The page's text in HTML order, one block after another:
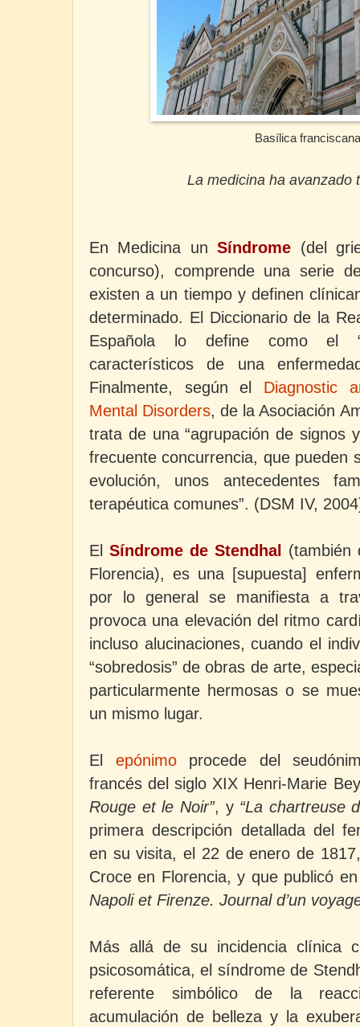
Basílica
La medicina ha avanzado
En Medicina un Síndrome (del
concurso), comprende una serie
existen a un tiempo y definen
determinado. El Diccionario de la
Española lo define como el
característicos de una
Finalmente, según el Diagnostic
Mental Disorders, de la Asociación
trata de una “agrupación de signos
frecuente concurrencia, que pueden
evolución, unos antecedentes
terapéutica comunes”. (DSM IV,
El Síndrome de Stendhal
(también
Florencia), es una [supuesta]
por lo general se manifiesta a
provoca una elevación del ritmo
incluso alucinaciones, cuando el
“sobredosis” de obras de arte,
particularmente hermosas o se
un mismo lugar.
El epónimoprocede del
francés del siglo XIX Henri-Marie
Rouge et le Noir”, y “La chartreuse
primera descripción detallada del
en su visita, el 22 de enero de
Croce en Florencia, y que publicó
Napoli et Firenze. Journal d’un
Más allá de su incidencia clínica
psicosomática, el síndrome de
referente simbólico de la
acumulación de belleza y la